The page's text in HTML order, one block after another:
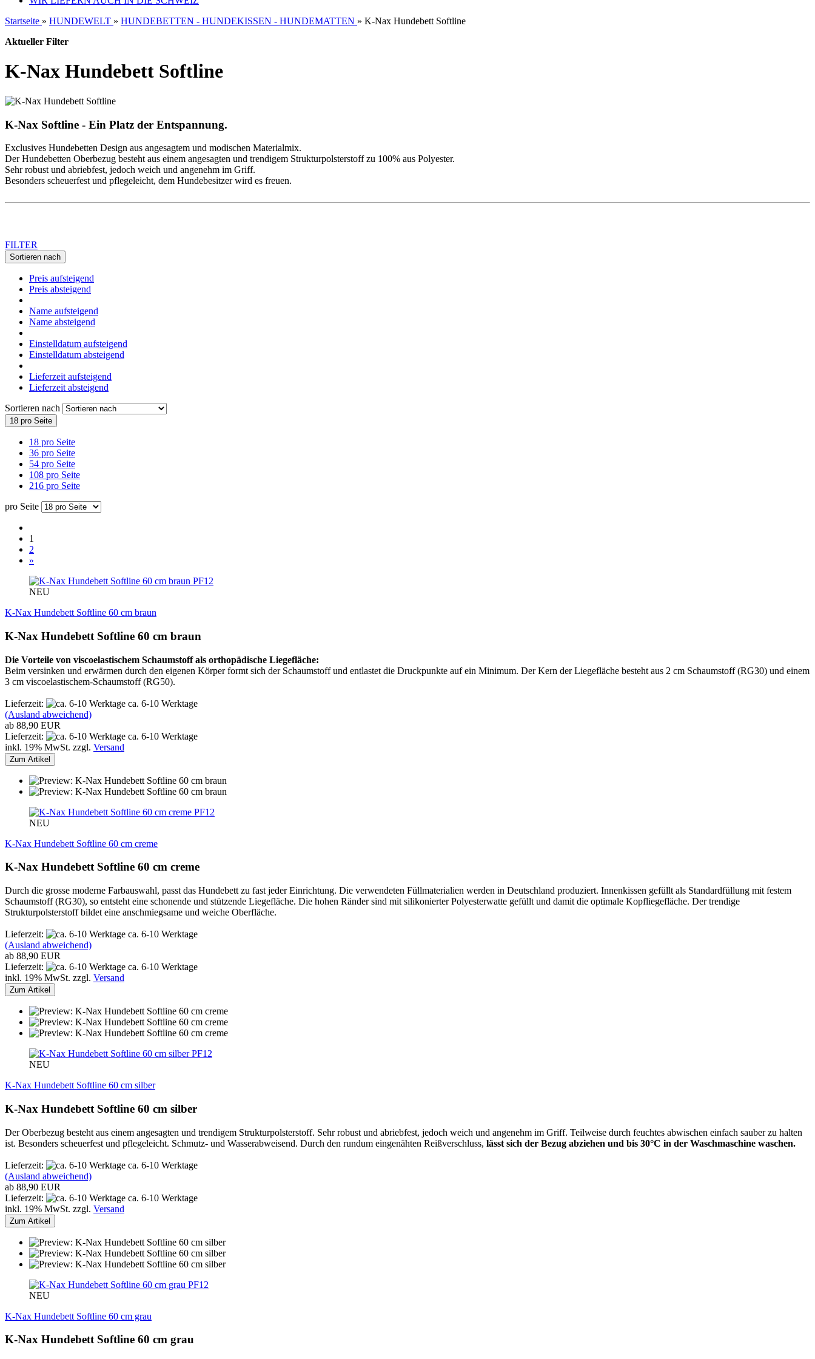
Startseite » HUNDEWELT » HUNDEBETTEN - HUNDEKISSEN - HUNDEMATTEN » K-Nax Hundebett Softline
Aktueller Filter
K-Nax Hundebett Softline
K-Nax Softline - Ein Platz der Entspannung.
Exclusives Hundebetten Design aus angesagtem und modischen Materialmix.
Der Hundebetten Oberbezug besteht aus einem angesagten und trendigem Strukturpolsterstoff zu 100% aus Polyester.
Sehr robust und abriebfest, jedoch weich und angenehm im Griff.
Besonders scheuerfest und pflegeleicht, dem Hundebesitzer wird es freuen.
FILTER
Sortieren nach
Preis aufsteigend
Preis absteigend
Name aufsteigend
Name absteigend
Einstelldatum aufsteigend
Einstelldatum absteigend
Lieferzeit aufsteigend
Lieferzeit absteigend
Sortieren nach
18 pro Seite
18 pro Seite
36 pro Seite
54 pro Seite
108 pro Seite
216 pro Seite
pro Seite
1
2
»
PF12
NEU
K-Nax Hundebett Softline 60 cm braun
K-Nax Hundebett Softline 60 cm braun
Die Vorteile von viscoelastischem Schaumstoff als orthopädische Liegefläche:
Beim versinken und erwärmen durch den eigenen Körper formt sich der Schaumstoff und entlastet die Druckpunkte auf ein Minimum. Der Kern der Liegefläche besteht aus 2 cm Schaumstoff (RG30) und einem
3 cm viscoelastischem-Schaumstoff (RG50).
Lieferzeit:
ca. 6-10 Werktage
(Ausland abweichend)
ab 88,90 EUR
Lieferzeit:
ca. 6-10 Werktage
inkl. 19% MwSt. zzgl. Versand
Zum Artikel
PF12
NEU
K-Nax Hundebett Softline 60 cm creme
K-Nax Hundebett Softline 60 cm creme
Durch die grosse moderne Farbauswahl, passt das Hundebett zu fast jeder Einrichtung. Die verwendeten Füllmaterialien werden in Deutschland produziert. Innenkissen gefüllt als Standardfüllung mit festem
Schaumstoff (RG30), so entsteht eine schonende und stützende Liegefläche. Die hohen Ränder sind mit silikonierter Polyesterwatte gefüllt und damit die optimale Kopfliegefläche. Der trendige
Strukturpolsterstoff bildet eine anschmiegsame und weiche Oberfläche.
Lieferzeit:
ca. 6-10 Werktage
(Ausland abweichend)
ab 88,90 EUR
Lieferzeit:
ca. 6-10 Werktage
inkl. 19% MwSt. zzgl. Versand
Zum Artikel
PF12
NEU
K-Nax Hundebett Softline 60 cm silber
K-Nax Hundebett Softline 60 cm silber
Der Oberbezug besteht aus einem angesagten und trendigem Strukturpolsterstoff. Sehr robust und abriebfest, jedoch weich und angenehm im Griff. Teilweise durch feuchtes abwischen einfach sauber zu halten
ist. Besonders scheuerfest und pflegeleicht. Schmutz- und Wasserabweisend. Durch den rundum eingenähten Reißverschluss, lässt sich der Bezug abziehen und bis 30°C in der Waschmaschine waschen.
Lieferzeit:
ca. 6-10 Werktage
(Ausland abweichend)
ab 88,90 EUR
Lieferzeit:
ca. 6-10 Werktage
inkl. 19% MwSt. zzgl. Versand
Zum Artikel
PF12
NEU
K-Nax Hundebett Softline 60 cm grau
K-Nax Hundebett Softline 60 cm grau